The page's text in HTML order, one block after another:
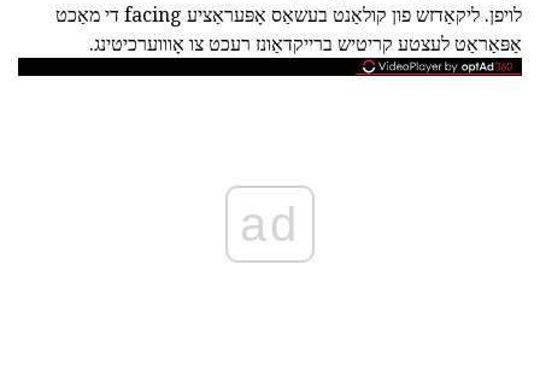
לויפן. ליקאַדזש פון קולאַנט בעשאַס אָפּעראַציע facing די מאַכט
אַפּאַראַט לעצטע קריטיש ברייקדאַונז רעכט צו אָוווערכיטינג.
ad